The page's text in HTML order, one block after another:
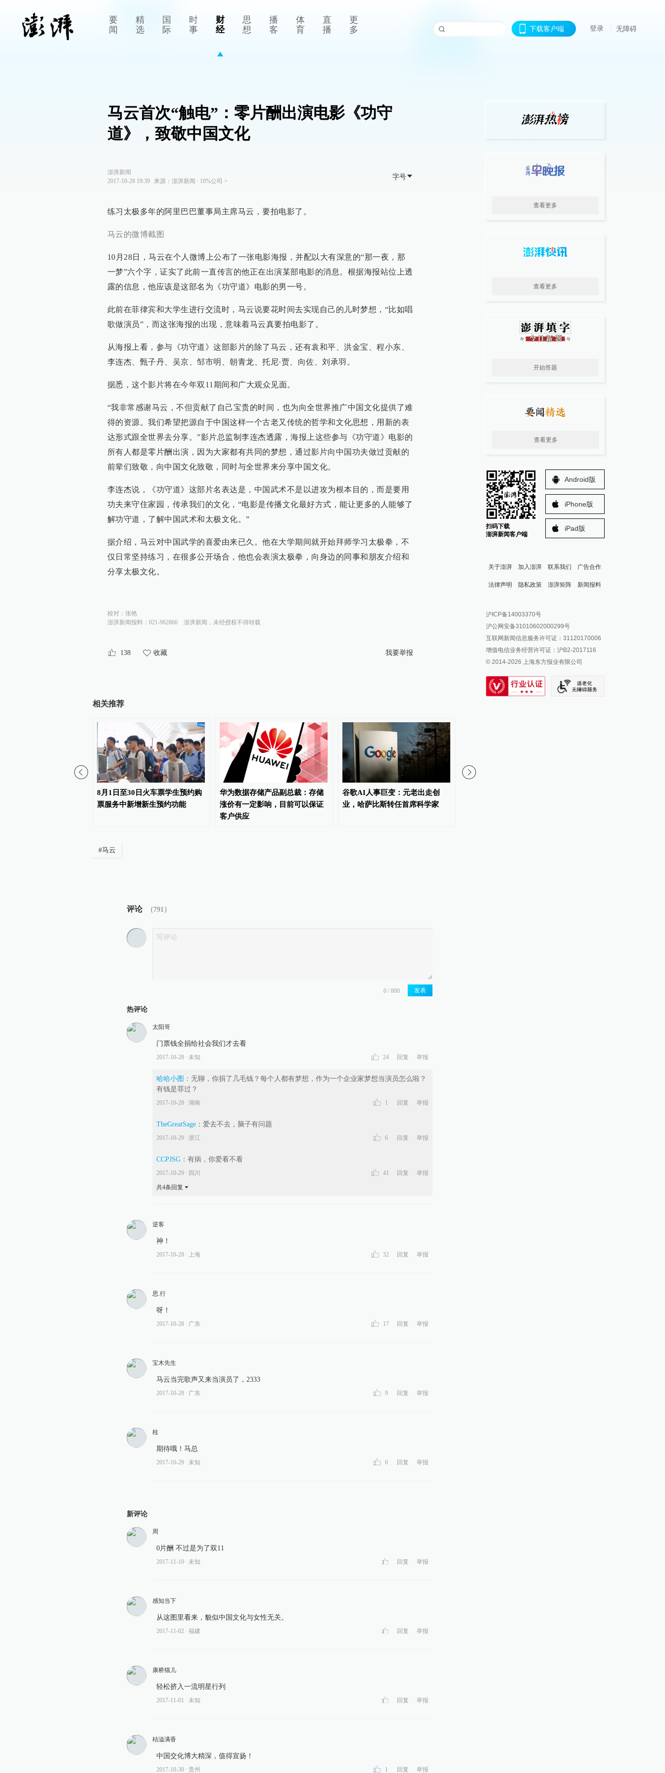
要
闻
精
选
国
际
时
事
财
经
思
想
播
客
体
育
直
播
更
多
下载客户端 登录 无障碍
马云首次“触电”：零片酬出演电影《功守
道》，致敬中国文化
澎湃新闻
2017-10-28 19:39
来源： 澎湃新闻 ∙ 10%公司 >
字号
练习太极多年的阿里巴巴董事局主席马云，要拍电影了。
马云的微博截图
10月28日，马云在个人微博上公布了一张电影海报，并配以大有深意的“那一夜，那
一梦”六个字，证实了此前一直传言的他正在出演某部电影的消息。根据海报站位上透
露的信息，他应该是这部名为《功守道》电影的男一号。
此前在菲律宾和大学生进行交流时，马云说要花时间去实现自己的儿时梦想，“比如唱
歌做演员”，而这张海报的出现，意味着马云真要拍电影了。
从海报上看，参与《功守道》这部影片的除了马云，还有袁和平、洪金宝、程小东、
李连杰、甄子丹、吴京、邹市明、朝青龙、托尼·贾、向佐、刘承羽。
据悉，这个影片将在今年双11期间和广大观众见面。
“我非常感谢马云，不但贡献了自己宝贵的时间，也为向全世界推广中国文化提供了难
得的资源。我们希望把源自于中国这样一个古老又传统的哲学和文化思想，用新的表
达形式跟全世界去分享。”影片总监制李连杰透露，海报上这些参与《功守道》电影的
所有人都是零片酬出演，因为大家都有共同的梦想，通过影片向中国功夫做过贡献的
前辈们致敬，向中国文化致敬，同时与全世界来分享中国文化。
李连杰说，《功守道》这部片名表达是，中国武术不是以进攻为根本目的，而是要用
功夫来守住家园，传承我们的文化，“电影是传播文化最好方式，能让更多的人能够了
解功守道，了解中国武术和太极文化。”
据介绍，马云对中国武学的喜爱由来已久。他在大学期间就开始拜师学习太极拳，不
仅日常坚持练习，在很多公开场合，他也会表演太极拳，向身边的同事和朋友介绍和
分享太极文化。
校对： 张艳
澎湃新闻报料：021-962866
澎湃新闻，未经授权不得转载
138 收藏 我要举报
相关推荐
8月1日至30日火车票学生预约购
票服务中新增新生预约功能
华为数据存储产品副总裁：存储
涨价有一定影响，目前可以保证
客户供应
谷歌AI人事巨变：元老出走创
业，哈萨比斯转任首席科学家
#马云
评论 （791 ）
发表
热评论
太阳哥
门票钱全捐给社会我们才去看
2017-10-28 ∙ 未知 24 回复 举报
哈哈小图 ： 无聊，你捐了几毛钱？每个人都有梦想，作为一个企业家梦想当演员怎么啦？
有钱是罪过？
2017-10-28 ∙ 湖南 1 回复 举报
TheGreatSage ： 爱去不去，脑子有问题
2017-10-29 ∙ 浙江 6 回复 举报
CCPJSG ： 有病，你爱看不看
2017-10-29 ∙ 四川 41 回复 举报
共4条回复
逆客
神！
2017-10-28 ∙ 上海 32 回复 举报
思.行
呀！
2017-10-28 ∙ 广东 17 回复 举报
宝木先生
马云当完歌声又来当演员了，2333
2017-10-28 ∙ 广东 9 回复 举报
桂
期待哦！马总
2017-10-29 ∙ 未知 6 回复 举报
新评论
周
0片酬 不过是为了双11
2017-11-10 ∙ 未知 回复 举报
感知当下
从这图里看来，貌似中国文化与女性无关。
2017-11-02 ∙ 福建 回复 举报
康桥猫儿
轻松挤入一流明星行列
2017-11-01 ∙ 未知 回复 举报
桔溢满香
中国交化博大精深，值得宣扬！
2017-10-30 ∙ 贵州 1 回复 举报
查看更多
查看更多
开始答题
查看更多
扫码下载
澎湃新闻客户端
Android版
iPhone版
iPad版
关于澎湃 加入澎湃 联系我们 广告合作
法律声明 隐私政策 澎湃矩阵
澎湃新闻公众号
澎湃新闻抖音号
派生万物开放平台
IP SHANGHAI
SIXTH TONE
新闻报料
报料邮箱: news@thepaper.cn
沪ICP备14003370号
沪公网安备31010602000299号
互联网新闻信息服务许可证：31120170006
增值电信业务经营许可证：沪B2-2017116
© 2014-2026 上海东方报业有限公司